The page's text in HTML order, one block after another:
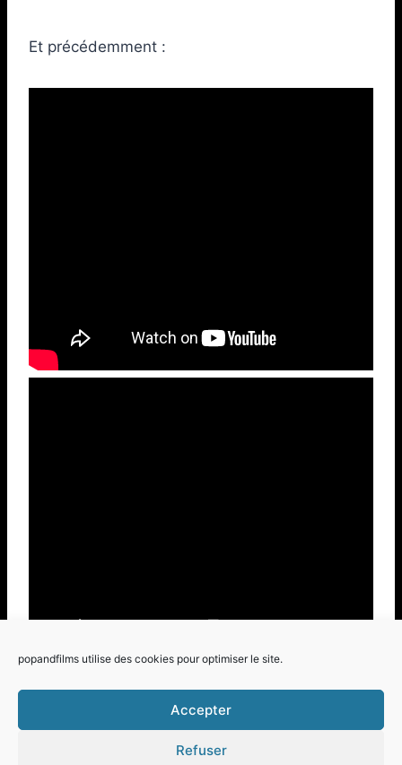
popandfilms utilise des cookies pour optimiser le site.
Accepter
Refuser
Et précédemment :